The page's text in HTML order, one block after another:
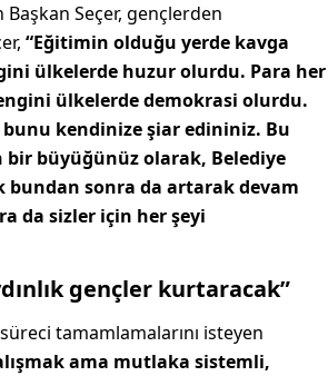
Seçer, gençlerden
“Eğitimin olduğu yerde kavga
ülkelerde huzur olurdu. Para her
ülkelerde demokrasi olurdu.
bunu kendinize şiar edininiz. Bu
büyüğünüz olarak, Belediye
bundan sonra da artarak devam
da sizler için her şeyi
gençler kurtaracak”
tamamlamalarını isteyen
ama mutlaka sistemli,